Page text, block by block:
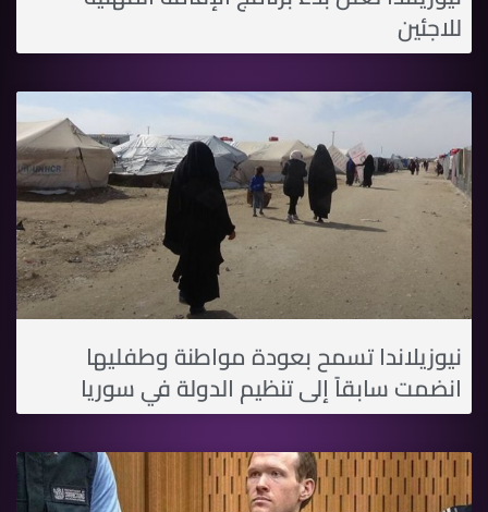
للاجئين
نيوزيلاندا تسمح بعودة مواطنة وطفليها
انضمت سابقاً إلى تنظيم الدولة في سوريا